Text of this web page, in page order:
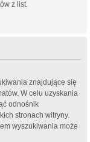
z list.
znajdujące się
W celu uzyskania
odnośnik
stronach witryny.
wyszukiwania może